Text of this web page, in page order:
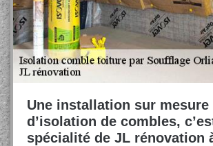
Une installation sur mesure
d’isolation de combles,
spécialité de JL rénovation